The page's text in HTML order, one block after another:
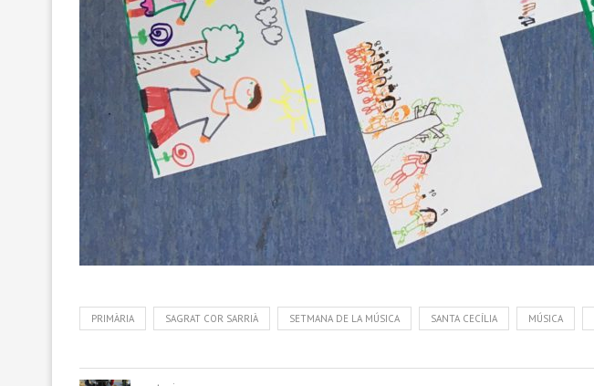
PRIMÀRIA SAGRAT COR SARRIÀ SETMANA DE LA MÚSICA SANTA CECÍLIA MÚSICA